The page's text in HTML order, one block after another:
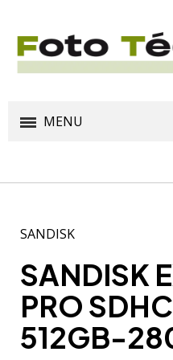
MENU
SANDISK
SANDISK
PRO
512GB-